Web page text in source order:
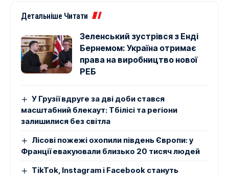
Детальніше Читати
Зеленський зустрівся з Енді
Бернемом: Україна отримає
права на виробництво нової
РЕБ
У Грузії вдруге за дві доби стався
масштабний блекаут: Тбілісі та регіони
залишилися без світла
Лісові пожежі охопили південь Європи: у
Франції евакуювали близько 20 тисяч людей
TikTok, Instagram і Facebook стануть